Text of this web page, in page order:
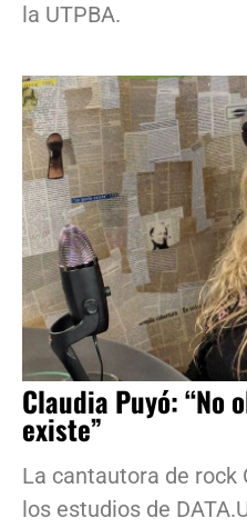
la UTPBA.
Claudia Puyó: “No
existe”
La cantautora de rock
los estudios de